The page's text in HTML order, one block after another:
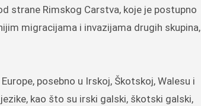
strane Rimskog Carstva, koje je postupno
migracijama i invazijama drugih skupina,
posebno u Irskoj, Škotskoj, Walesu i
kao što su irski galski, škotski galski,